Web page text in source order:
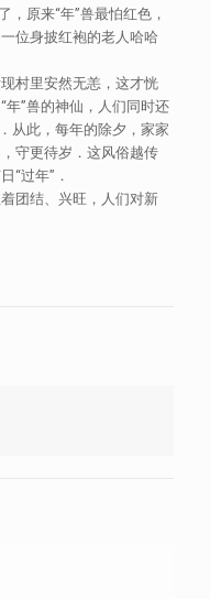
，原来“年”兽最怕红色，
位身披红袍的老人哈哈
村里安然无恙，这才恍
”兽的神仙，人们同时还
从此，每年的除夕，家家
守更待岁．这风俗越传
“过年”．
团结、兴旺，人们对新